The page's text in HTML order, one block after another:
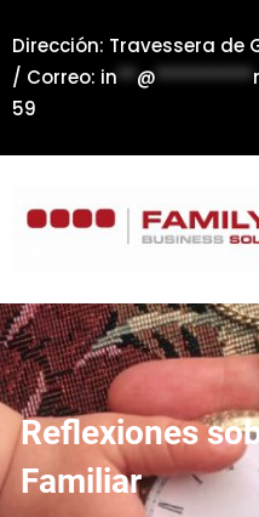
al
contenido
Dirección: Travessera de
/ Correo: in**@**********
59
Reflexiones
Familiar